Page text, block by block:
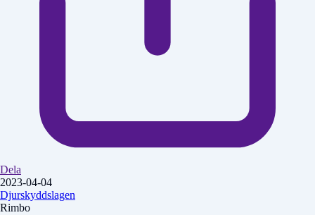
Dela
2023-04-04
Djurskyddslagen
Rimbo